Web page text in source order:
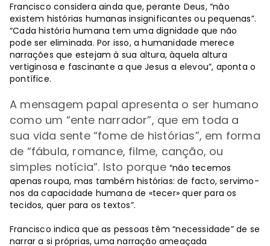
Francisco considera ainda que, perante Deus, “não
existem histórias humanas insignificantes ou pequenas”.
“Cada história humana tem uma dignidade que não
pode ser eliminada. Por isso, a humanidade merece
narrações que estejam à sua altura, àquela altura
vertiginosa e fascinante a que Jesus a elevou”, aponta o
pontífice.
A mensagem papal apresenta o ser humano
como um “ente narrador”, que em toda a
sua vida sente “fome de histórias”, em forma
de “fábula, romance, filme, canção, ou
simples notícia”. Isto porque “não tecemos
apenas roupa, mas também histórias: de facto, servimo-
nos da capacidade humana de «tecer» quer para os
tecidos, quer para os textos”.
Francisco indica que as pessoas têm “necessidade” de se
narrar a si próprias, uma narração ameaçada